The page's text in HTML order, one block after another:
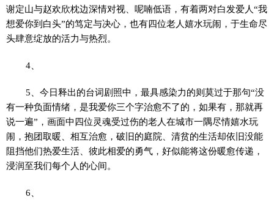
谢定山与赵欢欣枕边深情对视、呢喃低语，有着两对白发爱人“我
想爱你到白头”的笃定与决心，也有四位老人嬉水玩闹，于生命尽
头肆意绽放的活力与热烈。
4、
5、今日释出的台词剧照中，最具感染力的则莫过于那句“没
有一种负面情绪，是我爱你三个字治愈不了的，如果有，那就再
说一遍”，画面中四位灵魂受过伤的老人在城市一隅尽情嬉水玩
闹，抱团取暖、相互治愈，破旧的庭院、清贫的生活却依旧没能
阻挡他们热爱生活、彼此相爱的勇气，好似能将这份暖愈传递，
浸润至我们每个人的心间。
6、